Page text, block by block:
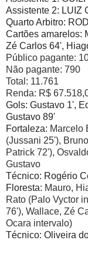
Assistente 2: LUIZ
Quarto Arbitro:
Cartões amarelos:
Zé Carlos 64',
Público pagante:
Não pagante: 790
Total: 11.761
Renda: R$
Gols: Gustavo 1',
Gustavo 89'
Fortaleza: Marcelo
(Jussani 25'),
Patrick 72'),
Gustavo
Técnico: Rogério
Floresta: Mauro,
Rato (Palo Vyctor
76'), Wallace, Zé
Ocara intervalo)
Técnico: Oliveira